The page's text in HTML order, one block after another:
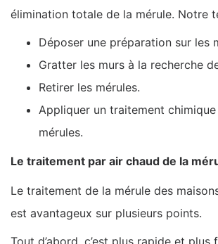
élimination totale de la mérule. Notre
Déposer une préparation sur les
Gratter les murs à la recherche
Retirer les mérules.
Appliquer un traitement
mérules.
Le traitement par air chaud de la
Le traitement de la mérule des
est avantageux sur plusieurs points.
Tout d’abord, c’est plus rapide et